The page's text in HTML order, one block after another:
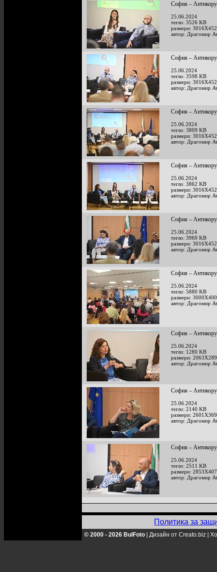
София –
25.06.2024
тегло: 3526 KB
размери:
автор: Драгомир
София –
25.06.2024
тегло: 3598 KB
размери:
автор: Драгомир
София –
25.06.2024
тегло: 3809 KB
размери:
автор: Драгомир
София –
25.06.2024
тегло: 3862 KB
размери:
автор: Драгомир
София –
25.06.2024
тегло: 3969 KB
размери:
автор: Драгомир
София –
25.06.2024
тегло: 5880 KB
размери:
автор: Драгомир
София –
25.06.2024
тегло: 1280 KB
размери:
автор: Драгомир
София –
25.06.2024
тегло: 2140 KB
размери:
автор: Драгомир
София –
25.06.2024
тегло: 2511 KB
размери:
автор: Драгомир
Политика за
© 2000 - 2026 BulFoto Дизайн от Creato.biz